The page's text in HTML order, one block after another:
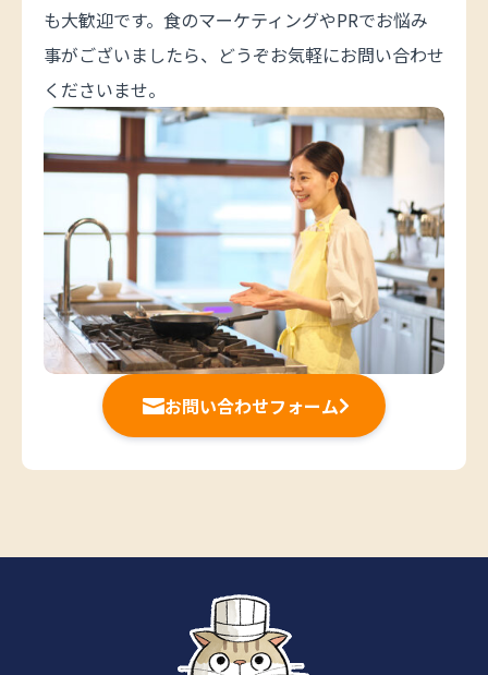
も大歓迎です。食のマーケティングやPRでお悩み
事がございましたら、どうぞお気軽にお問い合わせ
くださいませ。
お問い合わせフォーム